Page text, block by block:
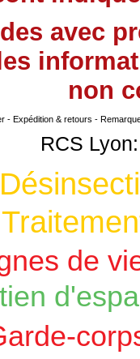
avec
non
- Expédition & retours -
RCS
de